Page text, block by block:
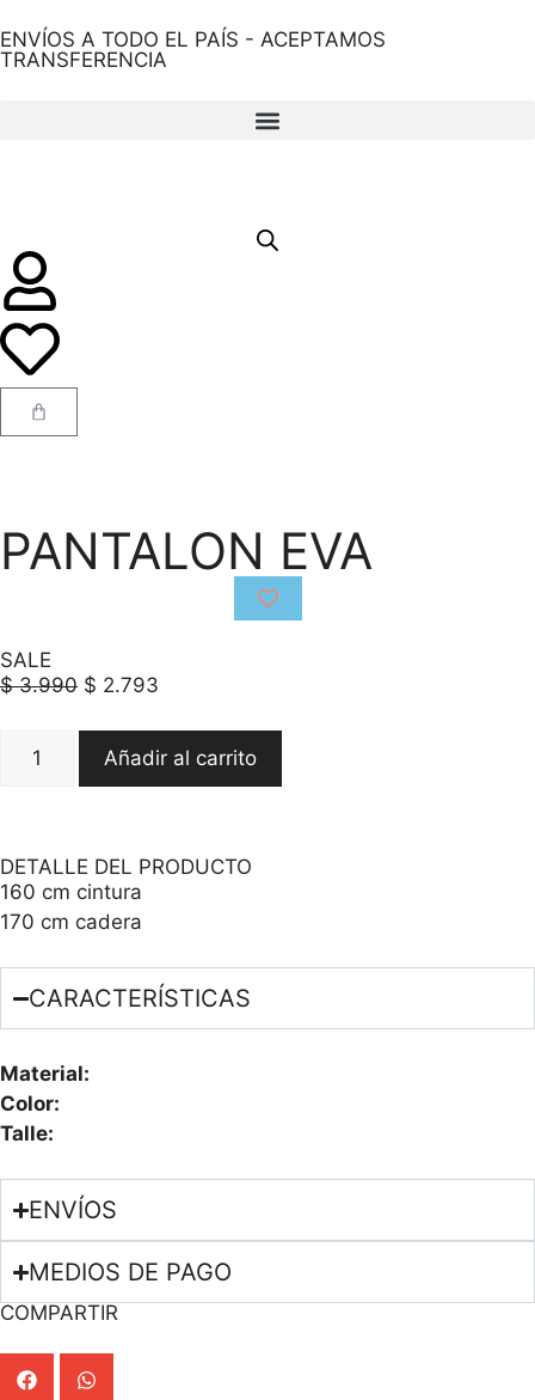
ENVÍOS A TODO EL PAÍS - ACEPTAMOS
TRANSFERENCIA
PANTALON EVA
SALE
$3.990 $ 2.793
Añadir al carrito
DETALLE DEL PRODUCTO
160 cm cintura
170 cm cadera
CARACTERÍSTICAS
Material:
Color:
Talle:
ENVÍOS
MEDIOS DE PAGO
COMPARTIR